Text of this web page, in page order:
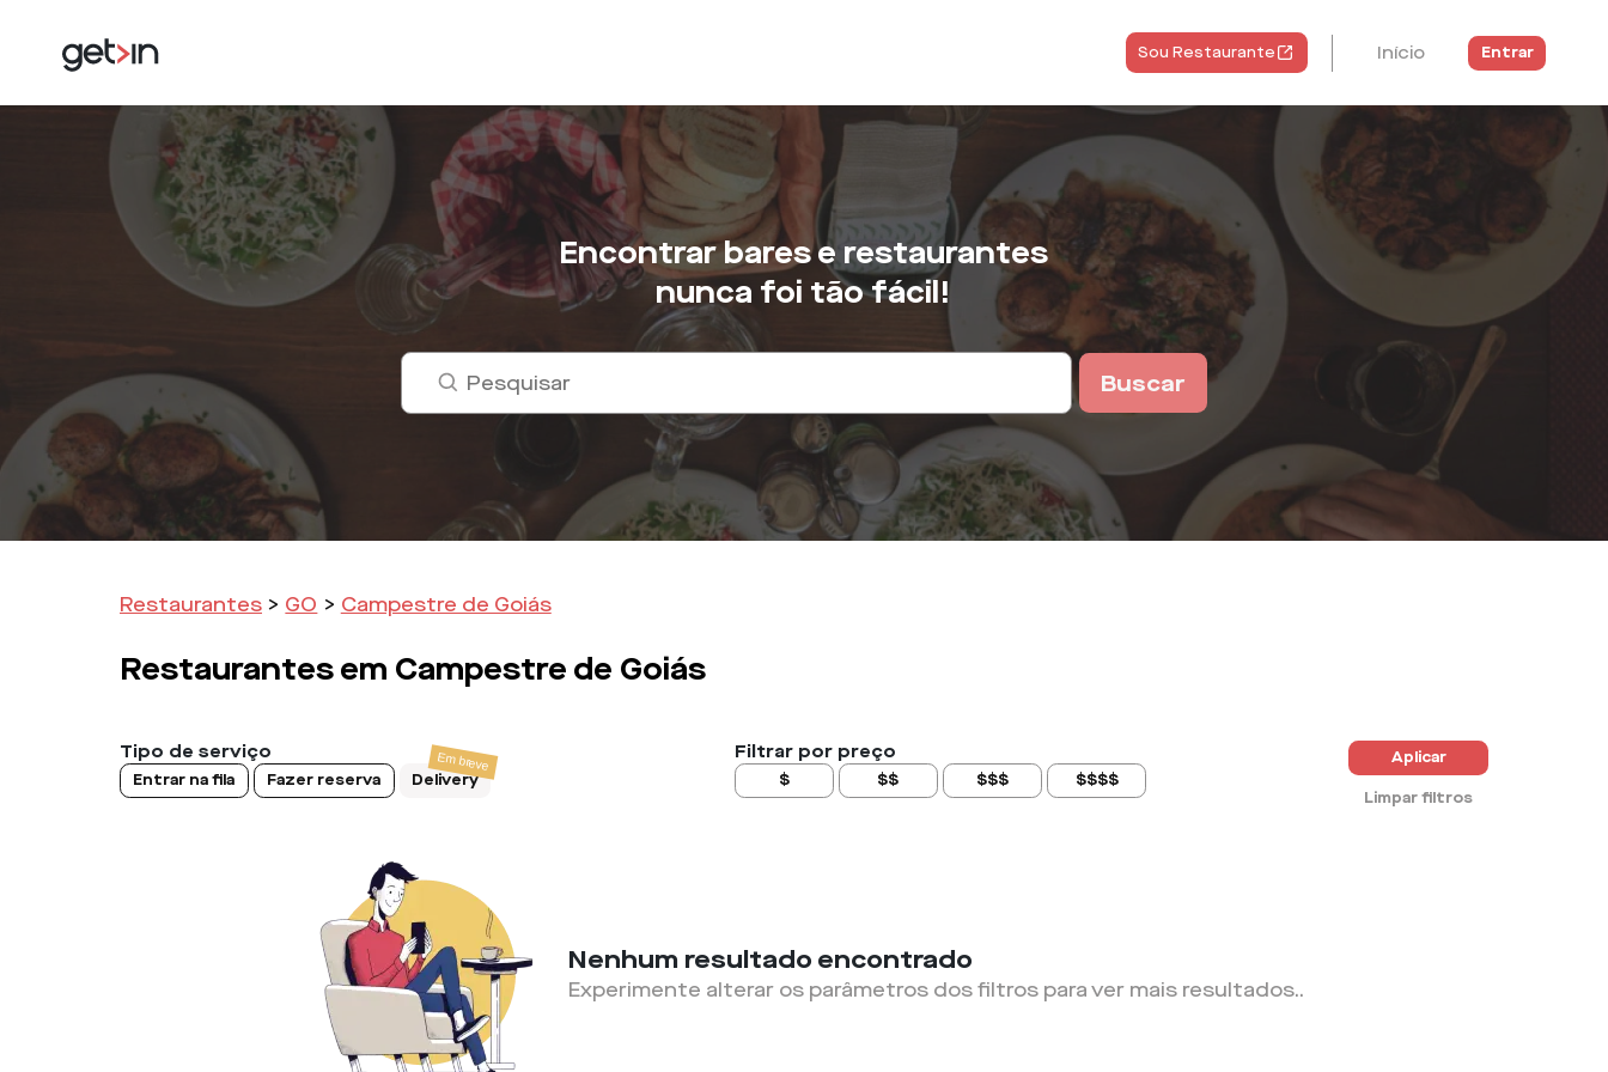
Sou Restaurante Início Entrar
Encontrar bares e restaurantes
nunca foi tão fácil!
Buscar
Restaurantes > GO > Campestre de Goiás
Restaurantes em Campestre de Goiás
Tipo de serviço
Entrar na fila Fazer reserva Delivery
Filtrar por preço
$ $$ $$$ $$$$
Aplicar
Limpar filtros
Nenhum resultado encontrado
Experimente alterar os parâmetros dos filtros para ver mais resultados..